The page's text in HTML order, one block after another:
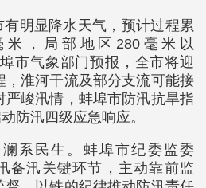
有明显降水天气，预计过程累
米，局部地区280毫米以
市气象部门预报，全市将迎
，淮河干流及部分支流可能接
峻汛情，蚌埠市防汛抗旱指
防汛四级应急响应。
系民生。蚌埠市纪委监委
备汛关键环节，主动靠前监